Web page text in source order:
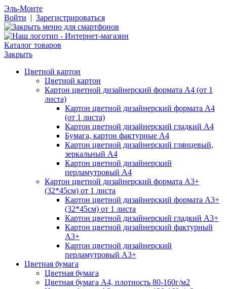
Эль-Монте
Войти | Зарегистрироваться
Каталог товаров
Закрыть
Цветной картон
Цветной картон
Картон цветной дизайнерский формата А4 (от 1
листа)
Картон цветной дизайнерский формата А4
(от 1 листа)
Картон цветной дизайнерский гладкий А4
Бумага, картон фактурные А4
Картон цветной дизайнерский глянцевый,
зеркальный А4
Картон цветной дизайнерский
перламутровый А4
Картон цветной дизайнерский формата А3+
(32*45см) от 1 листа
Картон цветной дизайнерский формата А3+
(32*45см) от 1 листа
Картон цветной дизайнерский гладкий А3+
Картон цветной дизайнерский фактурный
А3+
Картон цветной дизайнерский
перламутровый А3+
Цветная бумага
Цветная бумага
Цветная бумага А4, плотность 80-160г/м2